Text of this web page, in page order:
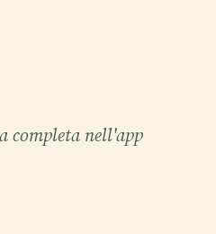
completa nell'app